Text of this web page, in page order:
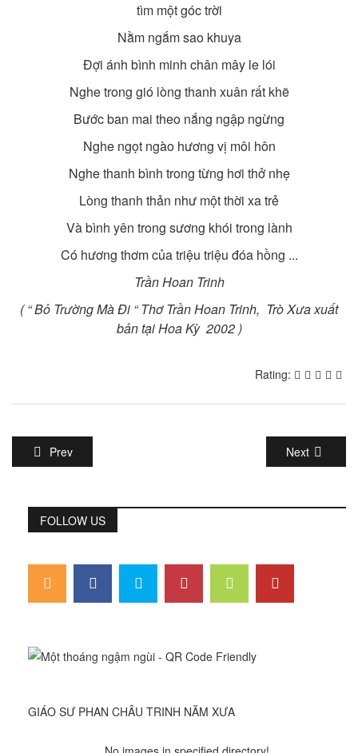
tìm một góc trời
Nằm ngắm sao khuya
Đợi ánh bình minh chân mây le lói
Nghe trong gió lòng thanh xuân rất khẽ
Bước ban mai theo nắng ngập ngừng
Nghe ngọt ngào hương vị môi hôn
Nghe thanh bình trong từng hơi thở nhẹ
Lòng thanh thản như một thời xa trẻ
Và bình yên trong sương khói trong lành
Có hương thơm của triệu triệu đóa hồng ...
Trần Hoan Trinh
( “ Bỏ Trường Mà Đi “Thơ Trần Hoan Trinh, Trò Xưa xuất
bản tại Hoa Kỳ2002 )
Rating:
Prev Next
FOLLOW US
GIÁO SƯ PHAN CHÂU TRINH NĂM XƯA